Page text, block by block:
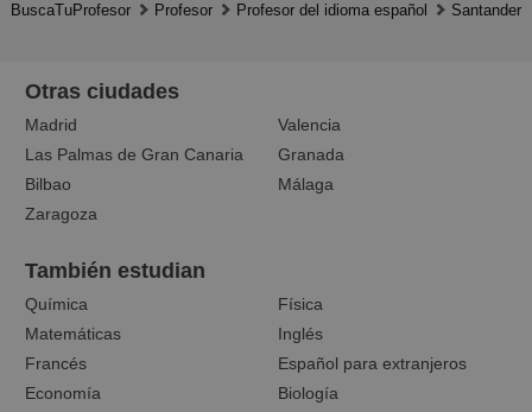
BuscaTuProfesor Profesor Profesor del idioma español Santander
Otras ciudades
Madrid
Valencia
Las Palmas de Gran Canaria
Granada
Bilbao
Málaga
Zaragoza
También estudian
Química
Física
Matemáticas
Inglés
Francés
Español para extranjeros
Economía
Biología